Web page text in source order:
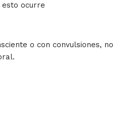
ocurre
o con convulsiones, no